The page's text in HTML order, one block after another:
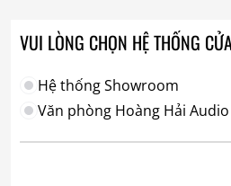
VUI LÒNG CHỌN HỆ THỐNG
Hệ thống Showroom
Văn phòng Hoàng Hải Audio